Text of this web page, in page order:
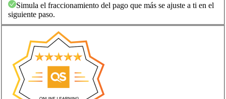
Simula el fraccionamiento del pago que más se ajuste a ti en el
siguiente paso.